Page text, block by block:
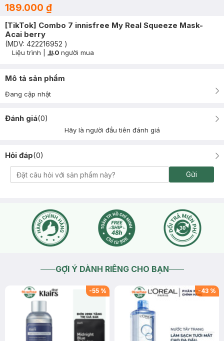
189.000 ₫
[TikTok] Combo 7 innisfree My Real Squeeze Mask-
Acai berry
(MDV: 422216952 )
Timer Gray Icon
Liệu trình User Product Icon
0 người mua
Mô tả sản phẩm
Đang cập nhật
Đánh giá(0)
Hãy là người đầu tiên đánh giá
Hỏi đáp(0)
Gửi
GỢI Ý DÀNH RIÊNG CHO BẠN
-55 % -43 %